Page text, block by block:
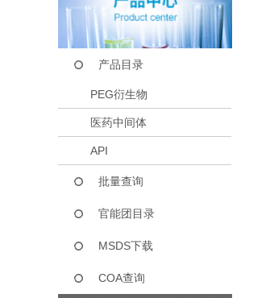
产品目录
PEG衍生物
医药中间体
API
批量查询
官能团目录
MSDS下载
COA查询